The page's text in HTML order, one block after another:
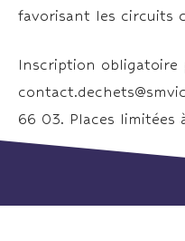
favorisant les circuits
Inscription obligatoire
66 03. Places limitées